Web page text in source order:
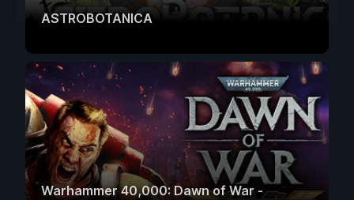
ASTROBOTANICA
Warhammer 40,000: Dawn of War -